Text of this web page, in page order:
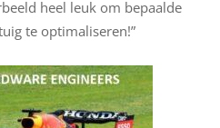
heel leuk om bepaalde
te optimaliseren!”